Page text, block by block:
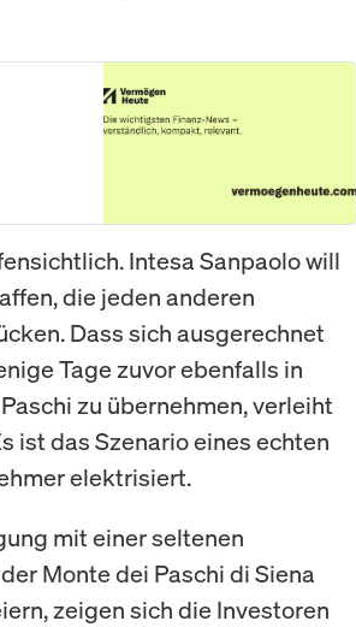
Intesa Sanpaolo will
die jeden anderen
Dass sich ausgerechnet
Tage zuvor ebenfalls in
zu übernehmen, verleiht
ist das Szenario eines echten
elektrisiert.
mit einer seltenen
Monte dei Paschi di Siena
zeigen sich die Investoren